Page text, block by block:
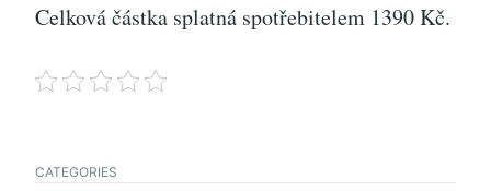
Celková částka splatná spotřebitelem 1390 Kč.
CATEGORIES